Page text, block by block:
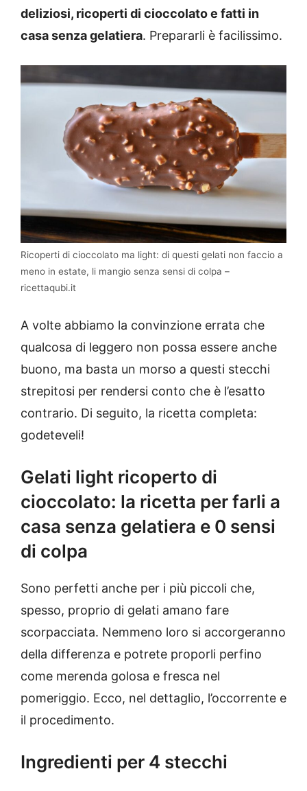
deliziosi, ricoperti di cioccolato e fatti in
casa senza gelatiera. Prepararli è facilissimo.
Ricoperti di cioccolato ma light: di questi gelati non faccio a
meno in estate, li mangio senza sensi di colpa –
ricettaqubi.it
A volte abbiamo la convinzione errata che
qualcosa di leggero non possa essere anche
buono, ma basta un morso a questi stecchi
strepitosi per rendersi conto che è l’esatto
contrario. Di seguito, la ricetta completa:
godeteveli!
Gelati light ricoperto di
cioccolato: la ricetta per farli a
casa senza gelatiera e 0 sensi
di colpa
Sono perfetti anche per i più piccoli che,
spesso, proprio di gelati amano fare
scorpacciata. Nemmeno loro si accorgeranno
della differenza e potrete proporli perfino
come merenda golosa e fresca nel
pomeriggio. Ecco, nel dettaglio, l’occorrente e
il procedimento.
Ingredienti per 4 stecchi